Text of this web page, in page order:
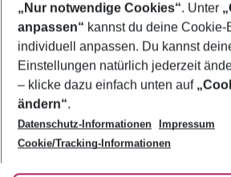
Footer
Footer navigation
Über uns
AGB
Bestpreisgarantie
Cookie-Einstellungen ändern
Cookie-Richtlinie
Agenturbetreuung
Barrierefreies Reisen
Folge uns
„Nur notwendige Cookies“. Unter
anpassen“ kannst du deine Cookie-
individuell anpassen. Du kannst
Einstellungen natürlich jederzeit
– klicke dazu einfach unten auf
ändern“.
Datenschutz-Informationen
Impressum
Cookie/Tracking-Informationen